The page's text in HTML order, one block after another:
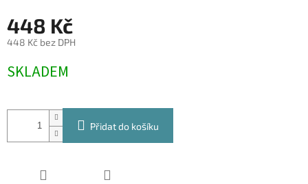
448 Kč
448 Kč bez DPH
cena:
SKLADEM
Přidat do košíku